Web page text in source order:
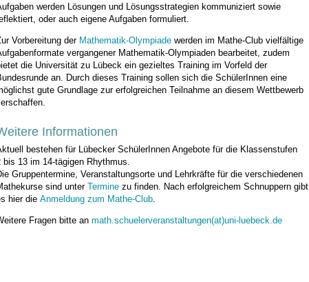
werden Lösungen und Lösungsstrategien kommuniziert sowie
oder auch eigene Aufgaben formuliert.
Vorbereitung der Mathematik-Olympiade werden im Mathe-Club vielfältige
vergangener Mathematik-Olympiaden bearbeitet, zudem
die Universität zu Lübeck ein gezieltes Training im Vorfeld der
an. Durch dieses Training sollen sich die SchülerInnen eine
gute Grundlage zur erfolgreichen Teilnahme an diesem Wettbewerb
Informationen
bestehen für Lübecker SchülerInnen Angebote für die Klassenstufen
bis 13 im 14-tägigen Rhythmus.
Gruppentermine, Veranstaltungsorte und Lehrkräfte für die verschiedenen
sind unterTermine zu finden. Nach erfolgreichem Schnuppern gibt
hier die Anmeldung zum Mathe-Club.
Fragen bitte an math.schuelerveranstaltungen(at)uni-luebeck.de